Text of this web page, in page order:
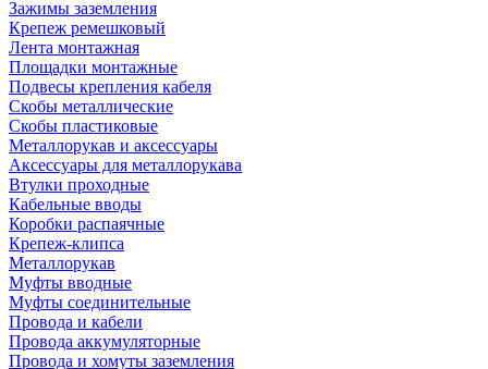
Зажимы заземления
Крепеж ремешковый
Лента монтажная
Площадки монтажные
Подвесы крепления кабеля
Скобы металлические
Скобы пластиковые
Металлорукав и аксессуары
Аксессуары для металлорукава
Втулки проходные
Кабельные вводы
Коробки распаячные
Крепеж-клипса
Металлорукав
Муфты вводные
Муфты соединительные
Провода и кабели
Провода аккумуляторные
Провода и хомуты заземления